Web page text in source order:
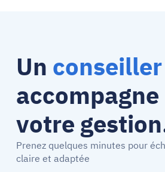
Un
votre
Prenez quelques minutes pour
claire et adaptée